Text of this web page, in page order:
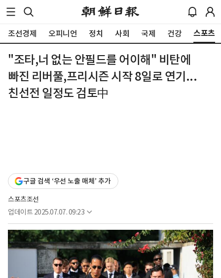
조선경제 오피니언 정치 사회 국제 건강 스포츠
"조타,너 없는 안필드를 어이해" 비탄에
빠진 리버풀,프리시즌 시작 8일로 연기...
친선전 일정도 검토中
구글 검색 ‘우선 노출 매체’ 추가
스포츠조선
업데이트 2025.07.07. 09:23